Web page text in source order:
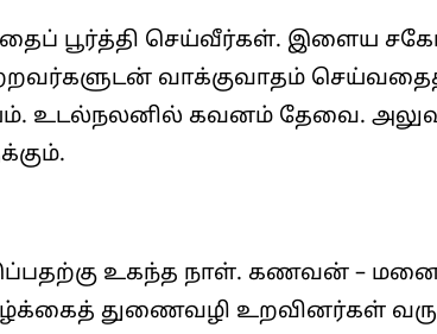
பூர்த்தி செய்வீர்கள். இளைய
வாக்குவாதம்
உடல்நலனில் கவனம் தேவை.
எடுப்பதற்கு உகந்த நாள். கணவன் –
துணைவழி உறவினர்கள்